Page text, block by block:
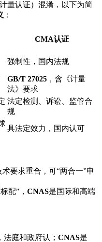
计量认证）混淆，以下为简
：
CMA认证
强制性，国内法规
GB/T 27025 ，含《计量
法》要求
法定检测、诉讼、监管合
规
具法定效力，国内认可
术要求重合，可“两合一”申
配”， CNAS是国际和高端
法庭和政府认； CNAS是